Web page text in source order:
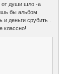
от души шло -а
бы альбом
и деньги срубить .
классно!